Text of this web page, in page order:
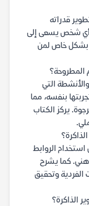
قدراته
أو أي شخص يسعى إلى
بشكل خاص لمن
المطروحة؟
التي
بنفسه، مما
يركز الكتاب
الروابط
كما يشرح
وتحقيق
الذاكرة؟